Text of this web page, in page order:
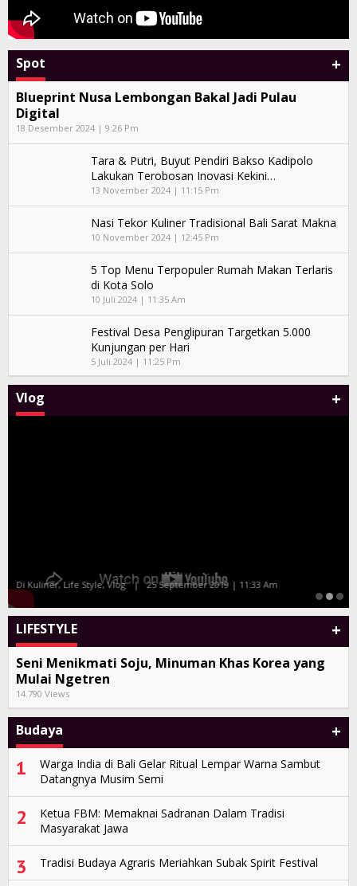
Spot +
Blueprint Nusa Lembongan Bakal Jadi Pulau
Digital
18 Desember 2024 | 9:26 Pm
Tara & Putri, Buyut Pendiri Bakso Kadipolo
Lakukan Terobosan Inovasi Kekini…
13 November 2024 | 11:15 Pm
Nasi Tekor Kuliner Tradisional Bali Sarat Makna
10 November 2024 | 12:45 Pm
5 Top Menu Terpopuler Rumah Makan Terlaris
di Kota Solo
10 Juli 2024 | 11:35 Am
Festival Desa Penglipuran Targetkan 5.000
Kunjungan per Hari
5 Juli 2024 | 11:25 Pm
Vlog +
Tony Q dan Album Kompilasi Bali Sand
Di Seni, Vlog | 27 Juli 2019 | 10:38 Am
LIFESTYLE +
Seni Menikmati Soju, Minuman Khas Korea yang
Mulai Ngetren
14.790 Views
Budaya +
1
Warga India di Bali Gelar Ritual Lempar Warna Sambut
Datangnya Musim Semi
2
Ketua FBM: Memaknai Sadranan Dalam Tradisi
Masyarakat Jawa
3 Tradisi Budaya Agraris Meriahkan Subak Spirit Festival